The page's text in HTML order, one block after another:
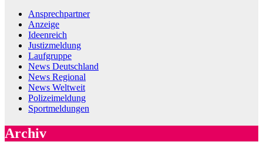
Ansprechpartner
Anzeige
Ideenreich
Justizmeldung
Laufgruppe
News Deutschland
News Regional
News Weltweit
Polizeimeldung
Sportmeldungen
Archiv